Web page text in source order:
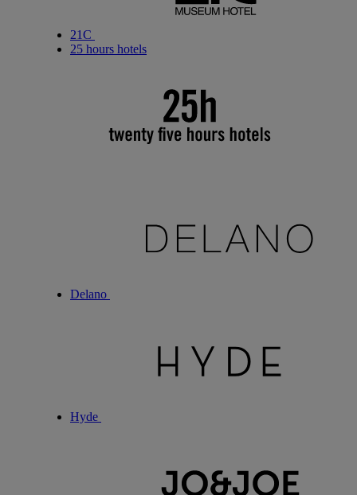
21C
25 hours hotels
Delano
Hyde